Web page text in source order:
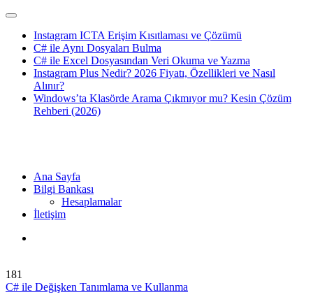
Instagram ICTA Erişim Kısıtlaması ve Çözümü
C# ile Aynı Dosyaları Bulma
C# ile Excel Dosyasından Veri Okuma ve Yazma
Instagram Plus Nedir? 2026 Fiyatı, Özellikleri ve Nasıl
Alınır?
Windows’ta Klasörde Arama Çıkmıyor mu? Kesin Çözüm
Rehberi (2026)
Ana Sayfa
Bilgi Bankası
Hesaplamalar
İletişim
181
C# ile Değişken Tanımlama ve Kullanma